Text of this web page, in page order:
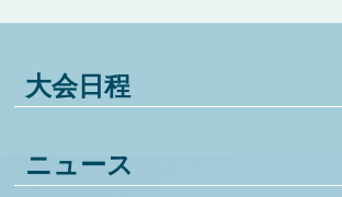
大会日程
ニュース